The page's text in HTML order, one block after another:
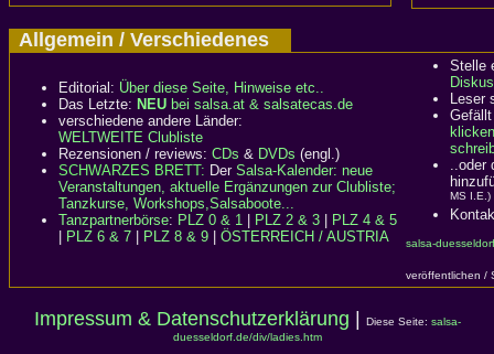
Allgemein / Verschiedenes
Editorial: Über diese Seite, Hinweise etc..
Das Letzte: NEU bei salsa.at & salsatecas.de
verschiedene andere Länder:
WELTWEITE Clubliste
Rezensionen / reviews: CDs & DVDs (engl.)
SCHWARZES BRETT: Der Salsa-Kalender: neue
Veranstaltungen, aktuelle Ergänzungen zur Clubliste;
Tanzkurse, Workshops,Salsaboote...
Tanzpartnerbörse: PLZ 0 & 1 PLZ 2 & 3
PLZ 4 & 5
PLZ 6 & 7 PLZ 8 & 9 ÖSTERREICH / AUSTRIA
Stelle
Leser
klicken
..oder
MS I.E.)
salsa-
veröffentlichen /
Impressum & Datenschutzerklärung Diese Seite: salsa-
duesseldorf.de/div/ladies.htm